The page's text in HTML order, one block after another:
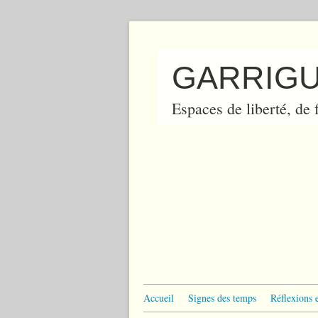
Espaces de liberté,
Accueil Signes des temps Réflexions